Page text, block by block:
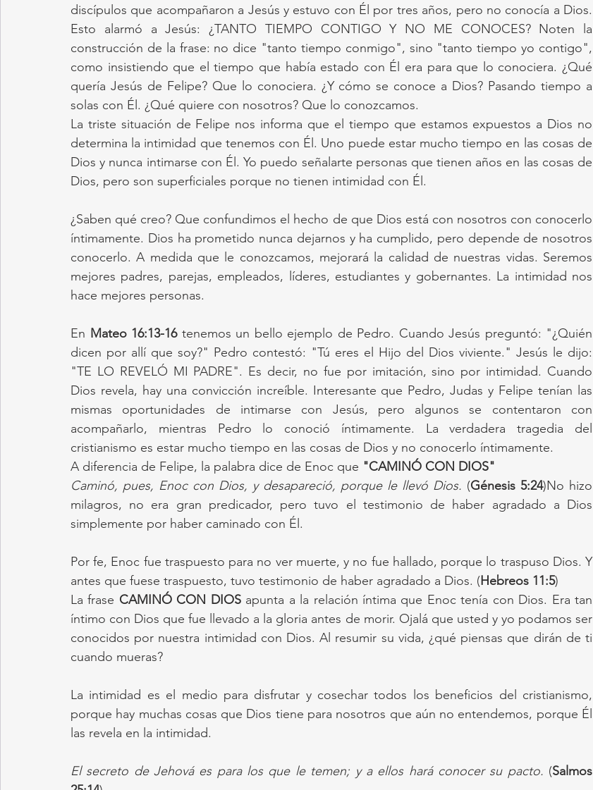
discípulos que acompañaron a Jesús y estuvo con Él por tres años, pero no conocía a Dios.
Esto alarmó a Jesús: ¿TANTO TIEMPO CONTIGO Y NO ME CONOCES? Noten la
construcción de la frase: no dice "tanto tiempo conmigo", sino "tanto tiempo yo contigo",
como insistiendo que el tiempo que había estado con Él era para que lo conociera. ¿Qué
quería Jesús de Felipe? Que lo conociera. ¿Y cómo se conoce a Dios? Pasando tiempo a
solas con Él. ¿Qué quiere con nosotros? Que lo conozcamos.
La triste situación de Felipe nos informa que el tiempo que estamos expuestos a Dios no
determina la intimidad que tenemos con Él. Uno puede estar mucho tiempo en las cosas de
Dios y nunca intimarse con Él. Yo puedo señalarte personas que tienen años en las cosas de
Dios, pero son superficiales porque no tienen intimidad con Él.
¿Saben qué creo? Que confundimos el hecho de que Dios está con nosotros con conocerlo
íntimamente. Dios ha prometido nunca dejarnos y ha cumplido, pero depende de nosotros
conocerlo. A medida que le conozcamos, mejorará la calidad de nuestras vidas. Seremos
mejores padres, parejas, empleados, líderes, estudiantes y gobernantes. La intimidad nos
hace mejores personas.
En Mateo 16:13-16 tenemos un bello ejemplo de Pedro. Cuando Jesús preguntó: "¿Quién
dicen por allí que soy?" Pedro contestó: "Tú eres el Hijo del Dios viviente." Jesús le dijo:
"TE LO REVELÓ MI PADRE". Es decir, no fue por imitación, sino por intimidad. Cuando
Dios revela, hay una convicción increíble. Interesante que Pedro, Judas y Felipe tenían las
mismas oportunidades de intimarse con Jesús, pero algunos se contentaron con
acompañarlo, mientras Pedro lo conoció íntimamente. La verdadera tragedia del
cristianismo es estar mucho tiempo en las cosas de Dios y no conocerlo íntimamente.
A diferencia de Felipe, la palabra dice de Enoc que "CAMINÓ CON DIOS"
Caminó, pues, Enoc con Dios, y desapareció, porque le llevó Dios. (Génesis 5:24)No hizo
milagros, no era gran predicador, pero tuvo el testimonio de haber agradado a Dios
simplemente por haber caminado con Él.
Por fe, Enoc fue traspuesto para no ver muerte, y no fue hallado, porque lo traspuso Dios. Y
antes que fuese traspuesto, tuvo testimonio de haber agradado a Dios. (Hebreos 11:5)
La frase CAMINÓ CON DIOS apunta a la relación íntima que Enoc tenía con Dios. Era tan
íntimo con Dios que fue llevado a la gloria antes de morir. Ojalá que usted y yo podamos ser
conocidos por nuestra intimidad con Dios. Al resumir su vida, ¿qué piensas que dirán de ti
cuando mueras?
La intimidad es el medio para disfrutar y cosechar todos los beneficios del cristianismo,
porque hay muchas cosas que Dios tiene para nosotros que aún no entendemos, porque Él
las revela en la intimidad.
El secreto de Jehová es para los que le temen; y a ellos hará conocer su pacto. (Salmos